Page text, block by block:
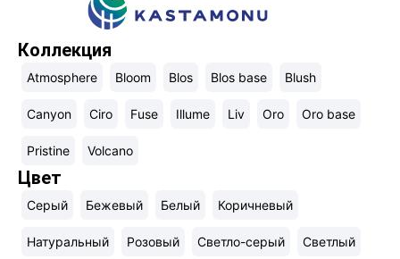
Коллекция
Atmosphere Bloom Blos Blos base Blush
Canyon Ciro Fuse Illume Liv Oro Oro base
Pristine Volcano
Цвет
Cерый Бежевый Белый Коричневый
Натуральный Розовый Светло-серый Светлый